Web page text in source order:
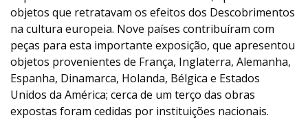
objetos que retratavam os efeitos dos Descobrimentos
na cultura europeia. Nove países contribuíram com
peças para esta importante exposição, que apresentou
objetos provenientes de França, Inglaterra, Alemanha,
Espanha, Dinamarca, Holanda, Bélgica e Estados
Unidos da América; cerca de um terço das obras
expostas foram cedidas por instituições nacionais.